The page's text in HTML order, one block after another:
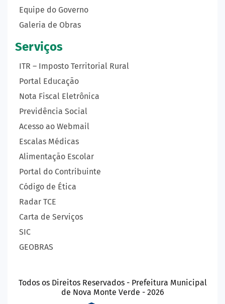
Equipe do Governo
Galeria de Obras
Serviços
ITR – Imposto Territorial Rural
Portal Educação
Nota Fiscal Eletrônica
Previdência Social
Acesso ao Webmail
Escalas Médicas
Alimentação Escolar
Portal do Contribuinte
Código de Ética
Radar TCE
Carta de Serviços
SIC
GEOBRAS
Todos os Direitos Reservados - Prefeitura Municipal
de Nova Monte Verde - 2026